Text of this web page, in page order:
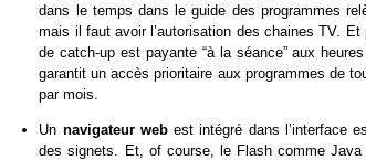
dans le temps dans le guide des programmes
mais il faut avoir l’autorisation des chaines TV.
de catch-up est payante “à la séance” aux
garantit un accès prioritaire aux programmes de
par mois.
Un navigateur webest intégré dans l’interface
des signets. Et, of course, le Flash comme